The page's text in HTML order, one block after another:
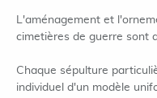
L'aménagement et
cimetières de guerre sont
Chaque sépulture
individuel d'un modèle